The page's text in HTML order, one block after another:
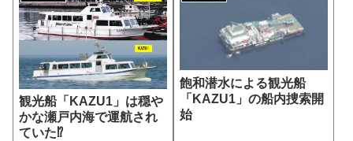
観光船「KAZU1」は穏や
かな瀬戸内海で運航され
ていた⁉
飽和潜水による観光船
「KAZU1」の船内捜索開
始